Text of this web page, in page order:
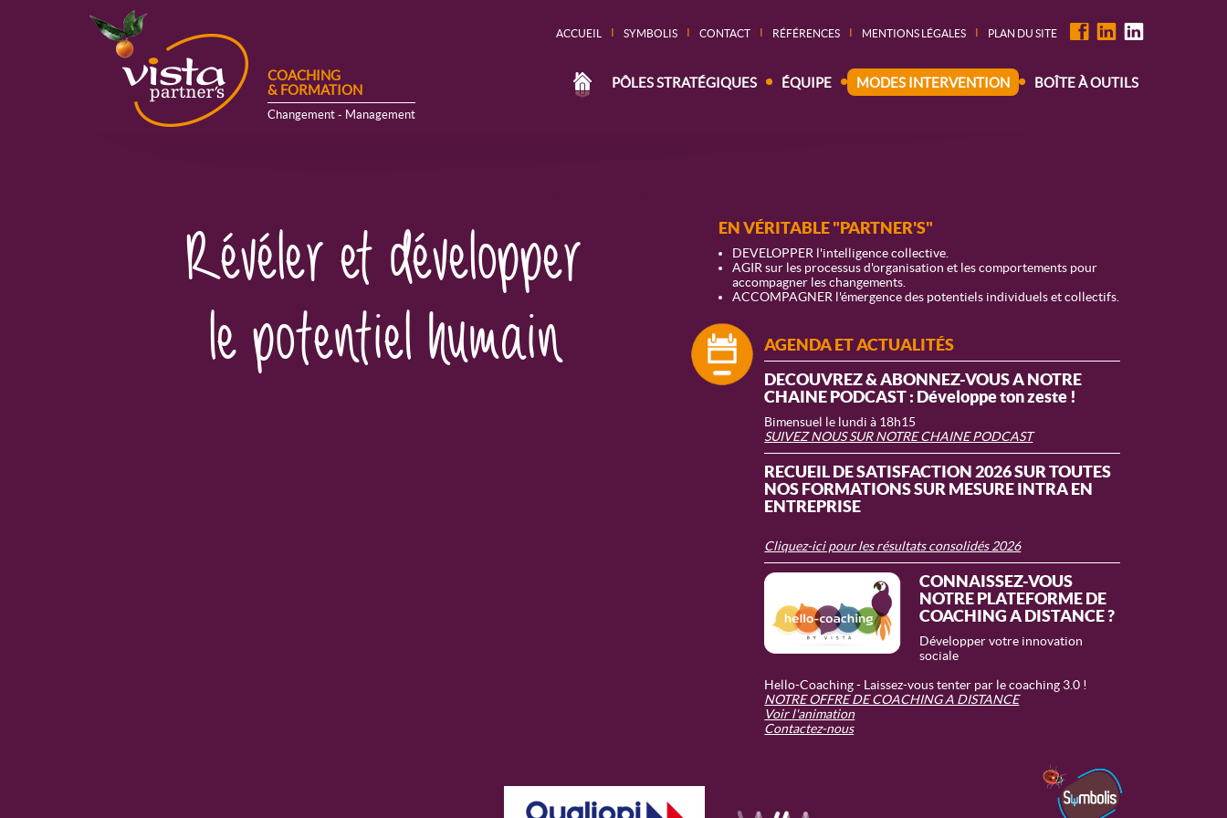
COACHING
& FORMATION
Changement - Management
ACCUEIL I SYMBOLIS I CONTACT I RÉFÉRENCES I MENTIONS LÉGALES I PLAN DU SITE
PÔLES STRATÉGIQUES ÉQUIPE MODES INTERVENTION BOÎTE À OUTILS
Révéler et développer
le potentiel humain
EN VÉRITABLE "PARTNER'S"
DEVELOPPER l'intelligence collective.
AGIR sur les processus d'organisation et les comportements pour
accompagner les changements.
ACCOMPAGNER l'émergence des potentiels individuels et collectifs.
AGENDA ET ACTUALITÉS
DECOUVREZ & ABONNEZ-VOUS A NOTRE
CHAINE PODCAST : Développe ton zeste !
Bimensuel le lundi à 18h15
SUIVEZ NOUS SUR NOTRE CHAINE PODCAST
RECUEIL DE SATISFACTION 2026 SUR TOUTES
NOS FORMATIONS SUR MESURE INTRA EN
ENTREPRISE
Cliquez-ici pour les résultats consolidés 2026
CONNAISSEZ-VOUS
NOTRE PLATEFORME DE
COACHING A DISTANCE ?
Développer votre innovation
sociale
Hello-Coaching - Laissez-vous tenter par le coaching 3.0 !
NOTRE OFFRE DE COACHING A DISTANCE
Voir l'animation
Contactez-nous